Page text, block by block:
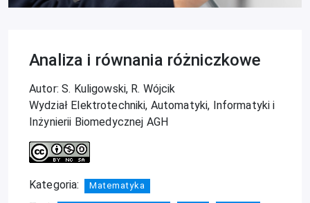
Analiza i równania różniczkowe
Autor: S. Kuligowski, R. Wójcik
Wydział Elektrotechniki, Automatyki, Informatyki i
Inżynierii Biomedycznej AGH
Kategoria: Matematyka